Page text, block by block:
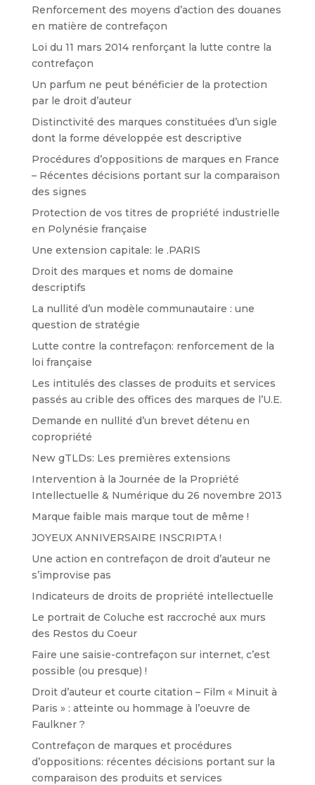
Renforcement des moyens d’action des douanes
en matière de contrefaçon
Loi du 11 mars 2014 renforçant la lutte contre la
contrefaçon
Un parfum ne peut bénéficier de la protection
par le droit d’auteur
Distinctivité des marques constituées d’un sigle
dont la forme développée est descriptive
Procédures d’oppositions de marques en France
– Récentes décisions portant sur la comparaison
des signes
Protection de vos titres de propriété industrielle
en Polynésie française
Une extension capitale: le .PARIS
Droit des marques et noms de domaine
descriptifs
La nullité d’un modèle communautaire : une
question de stratégie
Lutte contre la contrefaçon: renforcement de la
loi française
Les intitulés des classes de produits et services
passés au crible des offices des marques de l’U.E.
Demande en nullité d’un brevet détenu en
copropriété
New gTLDs: Les premières extensions
Intervention à la Journée de la Propriété
Intellectuelle & Numérique du 26 novembre 2013
Marque faible mais marque tout de même !
JOYEUX ANNIVERSAIRE INSCRIPTA !
Une action en contrefaçon de droit d’auteur ne
s’improvise pas
Indicateurs de droits de propriété intellectuelle
Le portrait de Coluche est raccroché aux murs
des Restos du Coeur
Faire une saisie-contrefaçon sur internet, c’est
possible (ou presque) !
Droit d’auteur et courte citation – Film « Minuit à
Paris » : atteinte ou hommage à l’oeuvre de
Faulkner ?
Contrefaçon de marques et procédures
d’oppositions: récentes décisions portant sur la
comparaison des produits et services